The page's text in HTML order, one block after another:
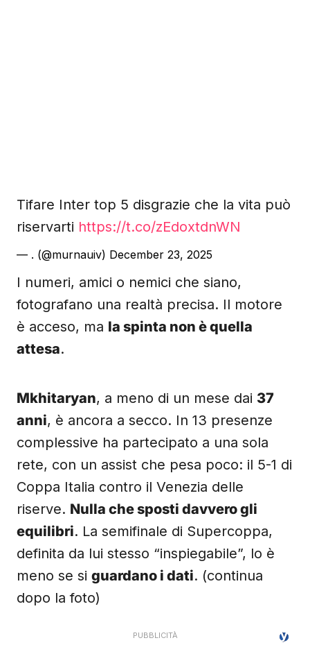
Tifare Inter top 5 disgrazie che la vita può
riservarti https://t.co/zEdoxtdnWN
— . (@murnauiv) December 23, 2025
I numeri, amici o nemici che siano,
fotografano una realtà precisa. Il motore
è acceso, ma la spinta non è quella
attesa.
Mkhitaryan, a meno di un mese dai 37
anni, è ancora a secco. In 13 presenze
complessive ha partecipato a una sola
rete, con un assist che pesa poco: il 5-1 di
Coppa Italia contro il Venezia delle
riserve. Nulla che sposti davvero gli
equilibri. La semifinale di Supercoppa,
definita da lui stesso “inspiegabile”, lo è
meno se si guardano i dati. (continua
dopo la foto)